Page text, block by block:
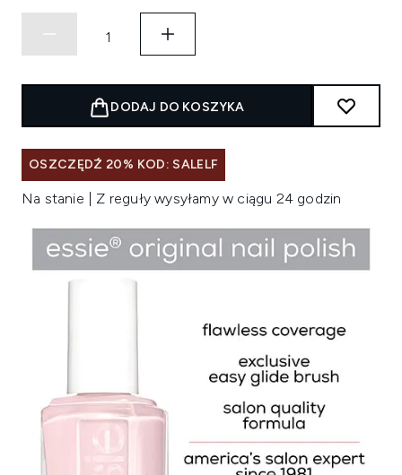
DODAJ DO KOSZYKA
OSZCZĘDŹ 20% KOD: SALELF
Na stanie | Z reguły wysyłamy w ciągu 24 godzin